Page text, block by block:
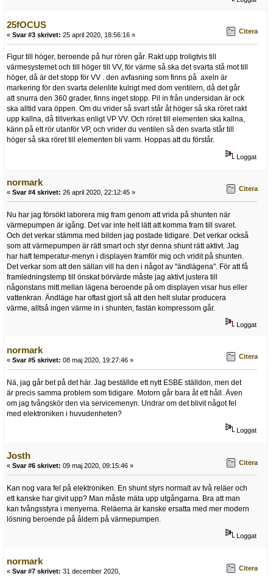
25fOCUS
« Svar #3 skrivet: 25 april 2020, 18:56:16 » Citera
Figur till höger, beroende på hur rören går. Rakt upp troligtvis till
värmesystemet och till höger till VV, för värme så ska det svarta stå mot till
höger, då är det stopp för VV . den avfasning som finns på axeln är
markering för den svarta delenlite kulrigt med dom ventilern, då det går
att snurra den 360 grader, finns inget stopp. Pil in från undersidan är ock
ska alltid vara öppen. Om du vrider så svart står åt höger så ska röret rakt
upp kallna, då tillverkas enligt VP VV. Och röret till elementen ska kallna,
känn på ett rör utanför VP, och vrider du ventilen så den svarta står till
höger så ska röret till elementen bli varm. Hoppas att du förstår.
Loggat
normark
« Svar #4 skrivet: 26 april 2020, 22:12:45 » Citera
Nu har jag försökt laborera mig fram genom att vrida på shunten när
värmepumpen är igång. Det var inte helt lätt att komma fram till svaret.
Och det verkar stämma med bilden jag postade tidigare. Det verkar också
som att värmepumpen är rätt smart och styr denna shunt rätt aktivt. Jag
har haft temperatur-menyn i displayen framför mig och vridit på shunten.
Det verkar som att den sällan vill ha den i något av "ändlägena". För att få
framledningstemp till önskat börvärde måste jag aktivt justera till
någonstans mitt mellan lägena beroende på om displayen visar hus eller
vattenkran. Ändläge har oftast gjort så att den helt slutar producera
värme, alltså ingen värme in i shunten, fastän kompressorn går.
Loggat
normark
« Svar #5 skrivet: 08 maj 2020, 19:27:46 » Citera
Nä, jag går bet på det här. Jag beställde ett nytt ESBE ställdon, men det
är precis samma problem som tidigare. Motorn går bara åt ett håll. Även
om jag tvångskör den via servicemenyn. Undrar om det blivit något fel
med elektroniken i huvudenheten?
Loggat
Josth
« Svar #6 skrivet: 09 maj 2020, 09:15:46 » Citera
Kan nog vara fel på elektroniken. En shunt styrs normalt av två reläer och
ett kanske har givit upp? Man måste mäta upp utgångarna. Bra att man
kan tvångsstyra i menyerna. Reläerna är kanske ersatta med mer modern
lösning beroende på åldern på värmepumpen.
Loggat
normark
« Svar #7 skrivet: 31 december 2020,
Citera